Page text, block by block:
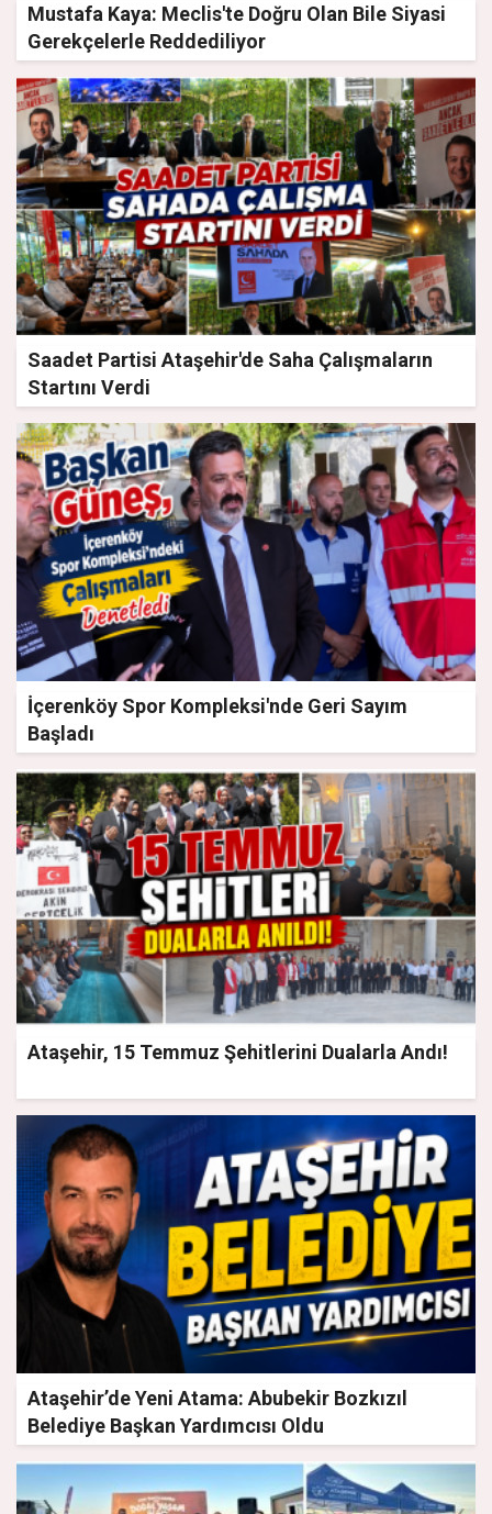
Mustafa Kaya: Meclis'te Doğru Olan Bile Siyasi
Gerekçelerle Reddediliyor
Saadet Partisi Ataşehir'de Saha Çalışmaların
Startını Verdi
İçerenköy Spor Kompleksi'nde Geri Sayım
Başladı
Ataşehir, 15 Temmuz Şehitlerini Dualarla Andı!
Ataşehir’de Yeni Atama: Abubekir Bozkızıl
Belediye Başkan Yardımcısı Oldu